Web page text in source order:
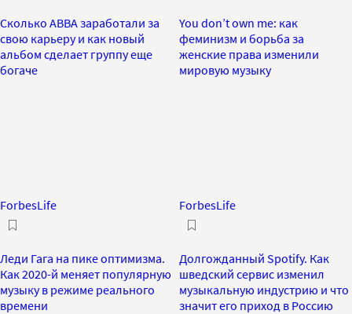
Сколько ABBA заработали за
свою карьеру и как новый
альбом сделает группу еще
богаче
You don’t own me: как
феминизм и борьба за
женские права изменили
мировую музыку
ForbesLife
Леди Гага на пике оптимизма.
Как 2020-й меняет популярную
музыку в режиме реального
времени
ForbesLife
Долгожданный Spotify. Как
шведский сервис изменил
музыкальную индустрию и что
значит его приход в Россию